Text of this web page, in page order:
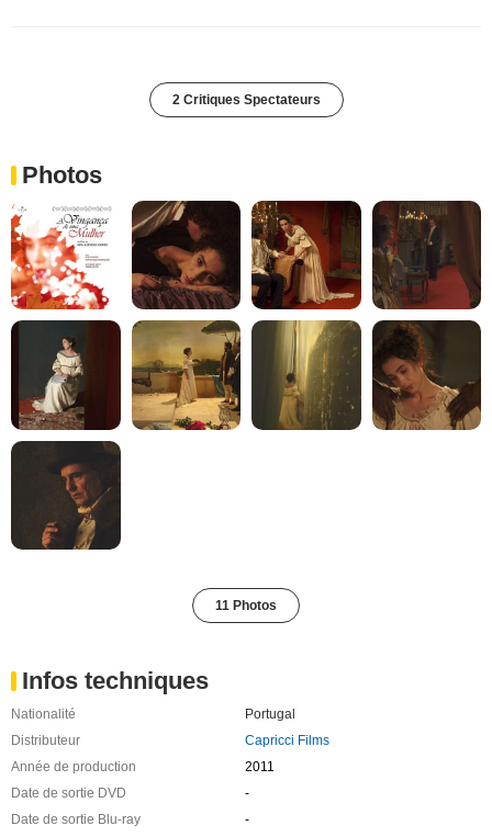
2 Critiques Spectateurs
Photos
11 Photos
Infos techniques
Nationalité
Portugal
Distributeur
Capricci Films
Année de production
2011
Date de sortie DVD
-
Date de sortie Blu-ray
-